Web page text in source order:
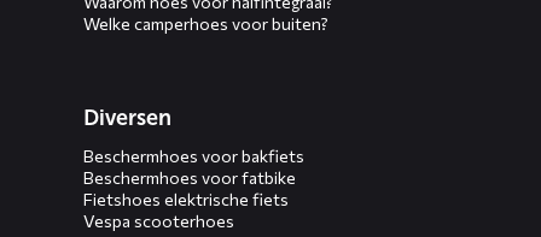
Welke camperhoes voor buiten?
Diversen
Beschermhoes voor bakfiets
Beschermhoes voor fatbike
Fietshoes elektrische fiets
Vespa scooterhoes